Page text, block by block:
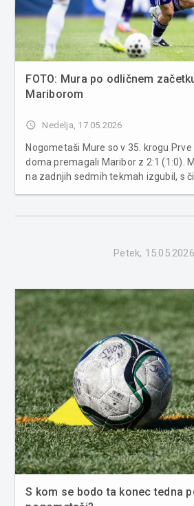
FOTO: Mura po odličnem
Mariborom
access_time Nedelja, 17.05.2026
Nogometaši Mure so v 35. krogu
doma premagali Maribor z 2:1 (1:0).
na zadnjih sedmih tekmah izgubil, s
Petek, 15.05.2026
S kom se bodo ta konec tedna